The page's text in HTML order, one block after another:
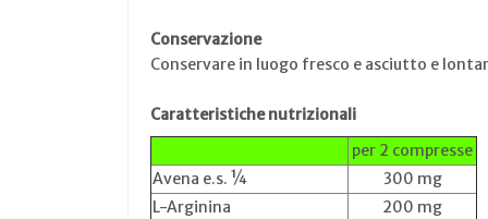
Conservazione
Conservare in luogo fresco e asciutto e
Caratteristiche nutrizionali
per 2 compresse
Avena e.s. ¼
300 mg
L-Arginina
200 mg